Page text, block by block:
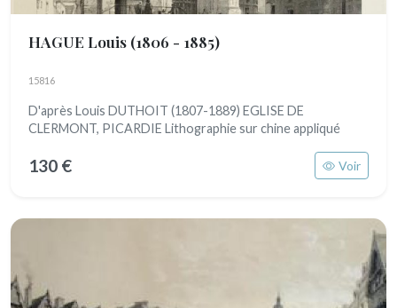
HAGUE Louis (1806 - 1885)
15816
D'après Louis DUTHOIT (1807-1889) EGLISE DE
CLERMONT, PICARDIE Lithographie sur chine appliqué
130 € Voir